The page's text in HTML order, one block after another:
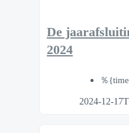
De
2024
％
2024-12-